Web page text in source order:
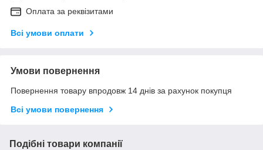
Оплата за реквізитами
Всі умови оплати
Умови повернення
Повернення товару впродовж 14 днів за рахунок покупця
Всі умови повернення
Подібні товари компанії